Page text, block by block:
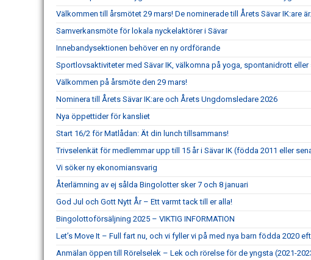
Välkommen till årsmötet 29 mars! De nominerade till Årets Sävar IK:are
Samverkansmöte för lokala nyckelaktörer i Sävar
Innebandysektionen behöver en ny ordförande
Sportlovsaktiviteter med Sävar IK, välkomna på yoga, spontanidrott
Välkommen på årsmöte den 29 mars!
Nominera till Årets Sävar IK:are och Årets Ungdomsledare 2026
Nya öppettider för kansliet
Start 16/2 för Matlådan: Ät din lunch tillsammans!
Trivselenkät för medlemmar upp till 15 år i Sävar IK (födda 2011 eller
Vi söker ny ekonomiansvarig
Återlämning av ej sålda Bingolotter sker 7 och 8 januari
God Jul och Gott Nytt År – Ett varmt tack till er alla!
Bingolottoförsäljning 2025 – VIKTIG INFORMATION
Let’s Move It – Full fart nu, och vi fyller vi på med nya barn födda 2020
Anmälan öppen till Rörelselek – Lek och rörelse för de yngsta (2021-